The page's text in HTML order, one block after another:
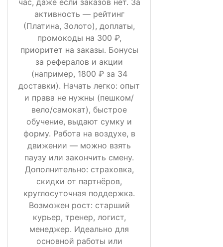
активность — рейтинг
(Платина, Золото), доплаты,
промокоды на 300 ₽,
приоритет на заказы. Бонусы
за рефералов и акции
(например, 1800 ₽ за 34
доставки). Начать легко: опыт
и права не нужны (пешком/
вело/самокат), быстрое
обучение, выдают сумку и
форму. Работа на воздухе, в
движении — можно взять
паузу или закончить смену.
Дополнительно: страховка,
скидки от партнёров,
круглосуточная поддержка.
Возможен рост: старший
курьер, тренер, логист,
менеджер. Идеально для
основной работы или